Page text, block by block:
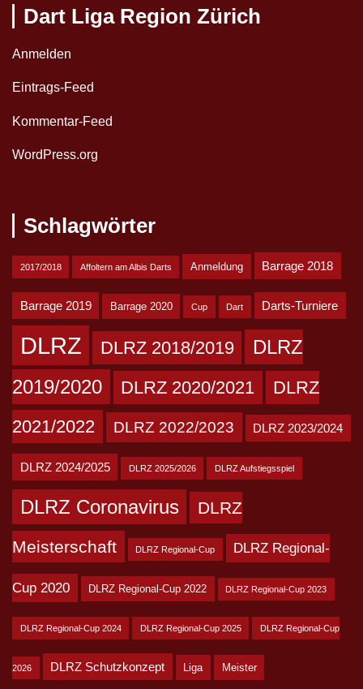
Dart Liga Region Zürich
Anmelden
Eintrags-Feed
Kommentar-Feed
WordPress.org
Schlagwörter
2017/2018 Affoltern am Albis Darts Anmeldung Barrage 2018
Barrage 2019 Barrage 2020 Cup Dart Darts-Turniere
DLRZ DLRZ 2018/2019
DLRZ
2019/2020
DLRZ 2020/2021
DLRZ
2021/2022
DLRZ 2022/2023 DLRZ 2023/2024
DLRZ 2024/2025 DLRZ 2025/2026 DLRZ Aufstiegsspiel
DLRZ Coronavirus DLRZ
Meisterschaft DLRZ Regional-Cup DLRZ Regional-
Cup 2020 DLRZ Regional-Cup 2022 DLRZ Regional-Cup 2023
DLRZ Regional-Cup 2024 DLRZ Regional-Cup 2025 DLRZ Regional-Cup
2026 DLRZ Schutzkonzept Liga Meister